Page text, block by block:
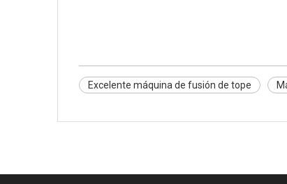
Excelente máquina de fusión de tope